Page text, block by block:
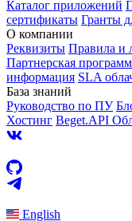
Каталог приложений
сертификаты Гранты
О компании
Реквизиты Правила и
Партнерская
информация SLA
База знаний
Руководство по ПУ
Хостинг Beget.API
English